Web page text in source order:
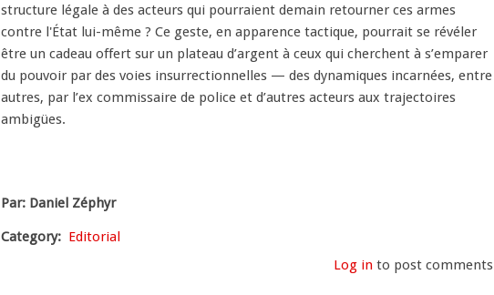
structure légale à des acteurs qui pourraient demain retourner ces armes
contre l'État lui-même ? Ce geste, en apparence tactique, pourrait se révéler
être un cadeau offert sur un plateau d’argent à ceux qui cherchent à s’emparer
du pouvoir par des voies insurrectionnelles — des dynamiques incarnées, entre
autres, par l’ex commissaire de police et d’autres acteurs aux trajectoires
ambigües.
Par: Daniel Zéphyr
Category
Editorial
Log in to post comments